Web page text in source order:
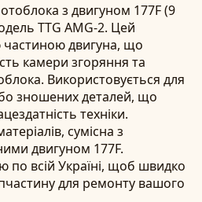
з двигуном 177F (9
TTG AMG-2. Цей
двигуна, що
камери згоряння та
Використовується для
зношених деталей, що
техніки.
сумісна з
двигуном 177F.
по всій Україні, щоб швидко
для ремонту вашого